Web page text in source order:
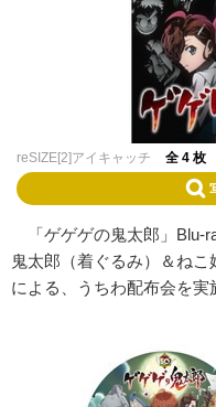
reSIZE[2]アイキャッチ 全 4 枚
「ゲゲゲの鬼太郎」Blu-
鬼太郎（着ぐるみ）＆ねこ
による、うちわ配布会を実